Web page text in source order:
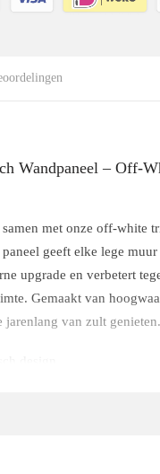
Wandpaneel – Off-
met onze off-white
geeft elke lege muur
upgrade en verbetert
Gemaakt van
jarenlang van zult genieten.